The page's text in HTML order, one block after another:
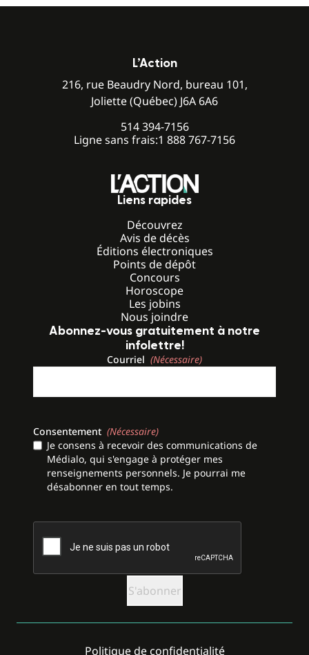
L’Action
216, rue Beaudry Nord, bureau 101,
Joliette (Québec) J6A 6A6
514 394-7156
Ligne sans frais:1 888 767-7156
Liens rapides
Découvrez
Avis de décès
Éditions électroniques
Points de dépôt
Concours
Horoscope
Les jobins
Nous joindre
Abonnez-vous gratuitement à notre
infolettre!
Courriel (Nécessaire)
Consentement (Nécessaire)
Je consens à recevoir des communications de
Médialo, qui s'engage à protéger mes
renseignements personnels. Je pourrai me
désabonner en tout temps.
CAPTCHA
Politique de confidentialité